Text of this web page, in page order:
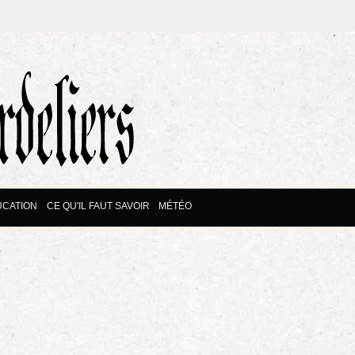
CE QU'IL FAUT SAVOIR MÉTÉO